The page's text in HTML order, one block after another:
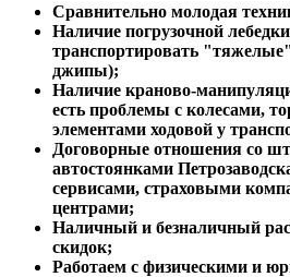
Сравнительно молодая
Наличие погрузочной
транспортировать
джипы);
Наличие краново-
есть проблемы с колесами,
элементами ходовой у
Договорные отношения со
автостоянками
сервисами, страховыми
центрами;
Наличный и безналичный
скидок;
Работаем с физическими и